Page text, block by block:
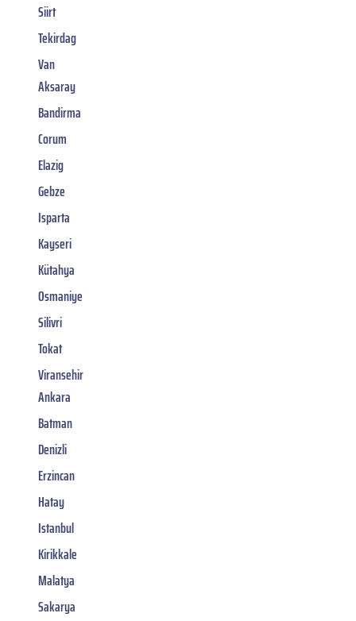
Siirt
Tekirdag
Van
Aksaray
Bandirma
Corum
Elazig
Gebze
Isparta
Kayseri
Kütahya
Osmaniye
Silivri
Tokat
Viransehir
Ankara
Batman
Denizli
Erzincan
Hatay
Istanbul
Kirikkale
Malatya
Sakarya